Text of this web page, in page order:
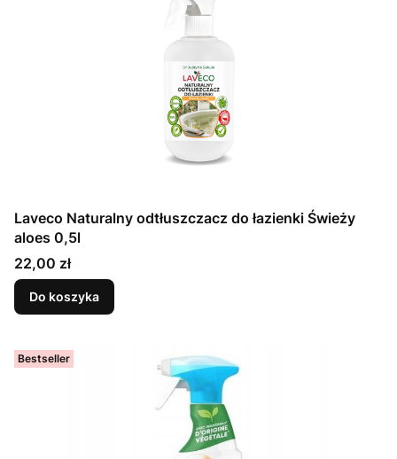
Laveco Naturalny odtłuszczacz do łazienki Świeży
aloes 0,5l
Cena
22,00 zł
Do koszyka
Bestseller